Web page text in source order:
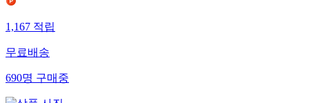
1,167 적립
무료배송
690명 구매중